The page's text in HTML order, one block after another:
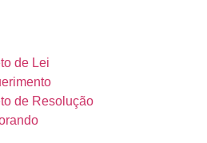
de Lei
de Resolução